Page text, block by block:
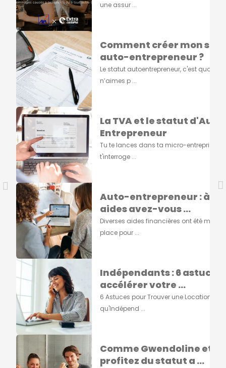
une assur ...
Comment créer mon
auto-entrepreneur ?
Le statut autoentrepreneur, c'est quoi ?Si
n’aimes p ...
La TVA et le statut
Entrepreneur
Tu te lances dans ta micro-entreprise et
t'interroge ...
Auto-entrepreneur : à
aides avez-vous ...
Diverses aides financières ont été mises
place pour ...
Indépendants : 6 astuces
accélérer votre ...
6 Astuces pour Trouver une Location en
qu'Indépend ...
Comme Gwendoline et
profitez du statut a ...